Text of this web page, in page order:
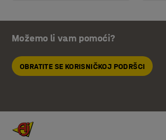
Možemo li vam pomoći?
OBRATITE SE KORISNIČKOJ PODRŠCI